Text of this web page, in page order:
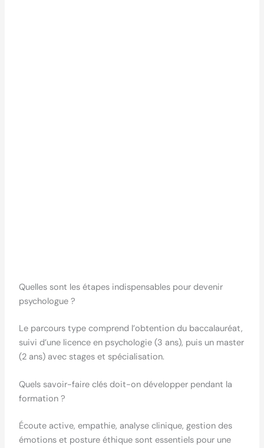
Quelles sont les étapes indispensables pour devenir
psychologue ?
Le parcours type comprend l’obtention du baccalauréat,
suivi d’une licence en psychologie (3 ans), puis un master
(2 ans) avec stages et spécialisation.
Quels savoir-faire clés doit-on développer pendant la
formation ?
Écoute active, empathie, analyse clinique, gestion des
émotions et posture éthique sont essentiels pour une